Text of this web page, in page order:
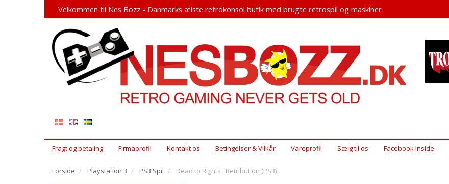
Velkommen til Nes Bozz - Danmarks ælste retrokonsol butik med brugte retrospil og maskiner
Fragt og betaling Firmaprofil Kontakt os Betingelser & Vilkår Vareprofil Sælg til os Facebook Inside
Forside Playstation 3 PS3 Spil Dead to Rights : Retribution (PS3)